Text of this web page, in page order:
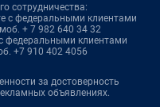
сотрудничества:
с федеральными клиентами
+ 7 982 640 34 32
федеральными клиентами
+7 910 402 4056
за достоверность
объявлениях.